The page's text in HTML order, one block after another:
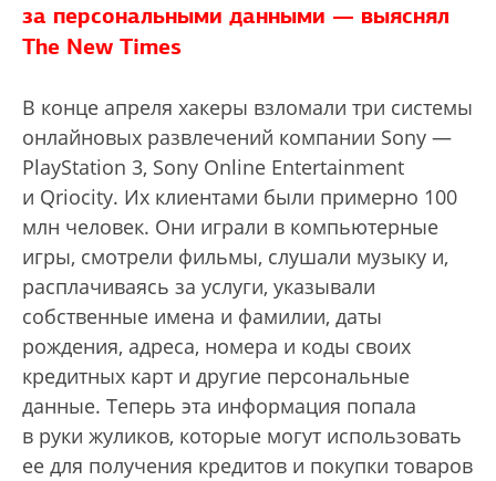
за персональными данными — выяснял
The New Times
В конце апреля хакеры взломали три системы
онлайновых развлечений компании Sony —
PlayStation 3, Sony Online Entertainment
и Qriocity. Их клиентами были примерно 100
млн человек. Они играли в компьютерные
игры, смотрели фильмы, слушали музыку и,
расплачиваясь за услуги, указывали
собственные имена и фамилии, даты
рождения, адреса, номера и коды своих
кредитных карт и другие персональные
данные. Теперь эта информация попала
в руки жуликов, которые могут использовать
ее для получения кредитов и покупки товаров